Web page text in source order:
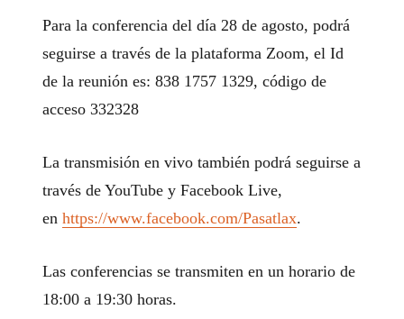
Para la conferencia del día 28 de agosto, podrá
seguirse a través de la plataforma Zoom, el Id
de la reunión es: 838 1757 1329, código de
acceso 332328
La transmisión en vivo también podrá seguirse a
través de YouTube y Facebook Live,
enhttps://www.facebook.com/Pasatlax.
Las conferencias se transmiten en un horario de
18:00 a 19:30 horas.